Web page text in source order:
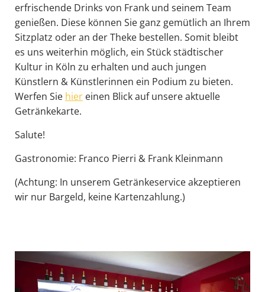
erfrischende Drinks von Frank und seinem Team
genießen. Diese können Sie ganz gemütlich an Ihrem
Sitzplatz oder an der Theke bestellen. Somit bleibt
es uns weiterhin möglich, ein Stück städtischer
Kultur in Köln zu erhalten und auch jungen
Künstlern & Künstlerinnen ein Podium zu bieten.
Werfen Sie hier einen Blick auf unsere aktuelle
Getränkekarte.
Salute!
Gastronomie: Franco Pierri & Frank Kleinmann
(Achtung: In unserem Getränkeservice akzeptieren
wir nur Bargeld, keine Kartenzahlung.)
Zweck:
Dieser Cookie speichert die ausgewählten
Einverständnis-Optionen des Benutzers
1 Jahr
Um Inhalte von Videoplattformen und Social Media
Plattformen anzeigen zu können, werden von
YouTube